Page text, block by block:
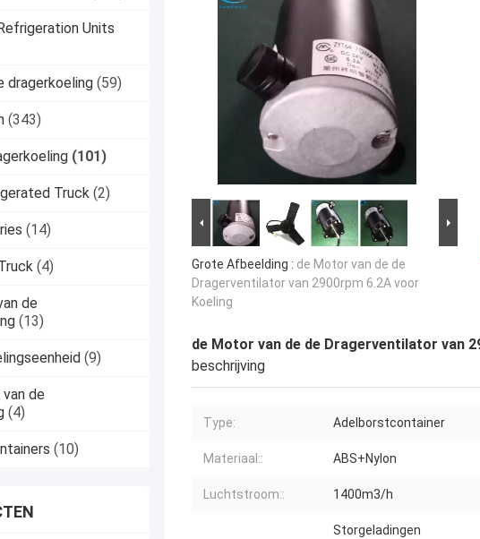
Units
dragerkoeling (59)
(343)
(101)
Truck (2)
(14)
(4)
de
(13)
(9)
van de
(4)
(10)
Grote Afbeelding : de Motor van de de
Dragerventilator van 2900rpm 6.2A voor
Koeling
de Motor van de de Dragerventilator van
beschrijving
Type: Adelborstcontainer
Materiaal:: ABS+Nylon
Luchtstroom:: 1400m3/h
Storgeladingen